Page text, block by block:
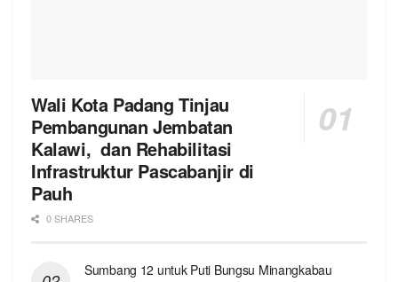
Wali Kota Padang Tinjau
Pembangunan Jembatan
Kalawi, dan Rehabilitasi
Infrastruktur Pascabanjir di
Pauh
0 SHARES
Sumbang 12 untuk Puti Bungsu Minangkabau